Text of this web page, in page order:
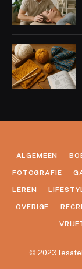
ALGEMEEN
FOTOGRAFIE
LEREN
OVERIGE
© 2023